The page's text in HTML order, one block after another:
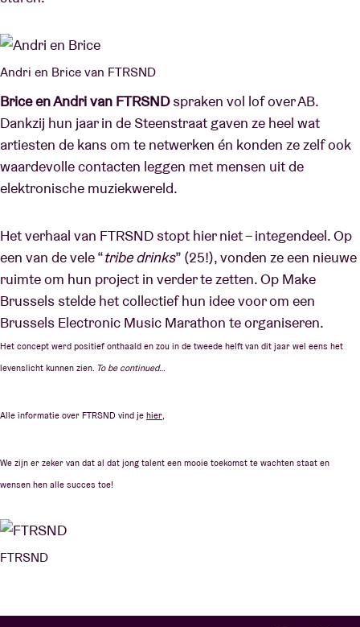
Andri en Brice van FTRSND
Brice en Andri van FTRSNDspraken vol lof over AB.
Dankzij hun jaar in de Steenstraat gaven ze heel wat
artiesten de kans om te netwerken én konden ze zelf ook
waardevolle contacten leggen met mensen uit de
elektronische muziekwereld.
Het verhaal van FTRSND stopt hier niet – integendeel. Op
een van de vele “tribe drinks” (25!), vonden ze een nieuwe
ruimte om hun project in verder te zetten. Op Make
Brussels stelde het collectief hun idee voor om een
Brussels Electronic Music Marathon te organiseren.
Het concept werd positief onthaald en zou in de tweede helft van dit jaar wel eens het
levenslicht kunnen zien. To be continued…
Alle informatie over FTRSND vind je hier,
We zijn er zeker van dat al dat jong talent een mooie toekomst te wachten staat en
wensen hen alle succes toe!
FTRSND